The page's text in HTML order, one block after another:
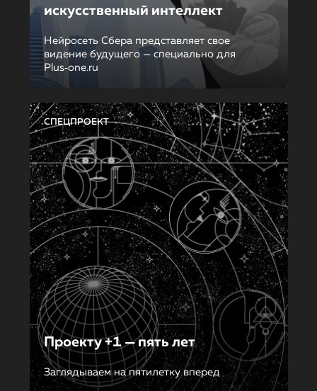
искусственный интеллект
Нейросеть Сбера представляет свое
видение будущего — специально для
Plus‑one.ru
СПЕЦПРОЕКТ
Проекту +1 — пять лет
Заглядываем на пятилетку вперед